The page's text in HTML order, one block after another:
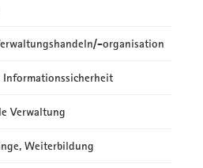
organisation
Informationssicherheit
Verwaltung
Weiterbildung